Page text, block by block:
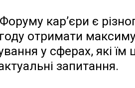
кар’єри є
отримати
у сферах, які їм
запитання.